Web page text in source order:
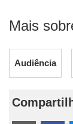
Mais
Audiência